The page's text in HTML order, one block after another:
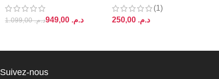
د.م.1.099,00 د.م.
(1)
د.م.
Suivez-nous